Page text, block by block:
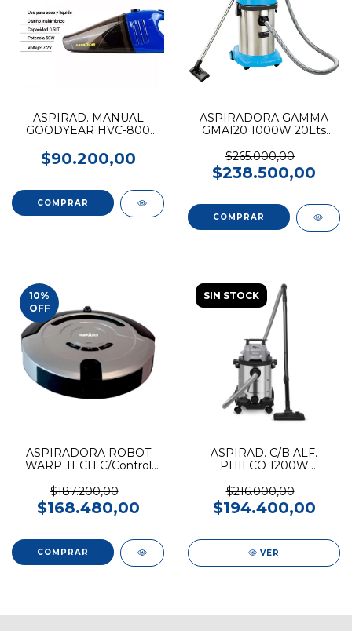
ASPIRAD. MANUAL
GOODYEAR HVC-800
$90.200,00
ASPIRADORA GAMMA
GMAI20 1000W 20Lts
$265.000,00
$238.500,00
10%
OFF
ASPIRADORA ROBOT
WARP TECH C/Control
$187.200,00
$168.480,00
SIN STOCK
ASPIRAD. C/B ALF.
PHILCO 1200W
Metal
$216.000,00
$194.400,00
VER